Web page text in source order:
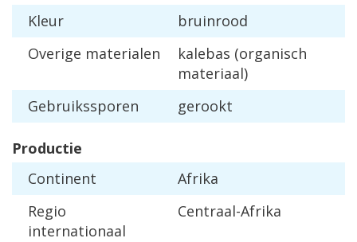
Kleur
bruinrood
Overige materialen
kalebas (organisch
materiaal)
Gebruikssporen
gerookt
Productie
Continent
Afrika
Regio
internationaal
Centraal-Afrika